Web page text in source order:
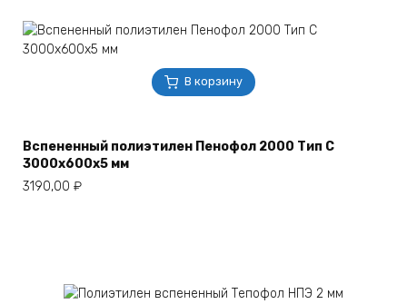
В корзину
Вспененный полиэтилен Пенофол 2000 Тип С
3000х600х5 мм
3190,00 ₽